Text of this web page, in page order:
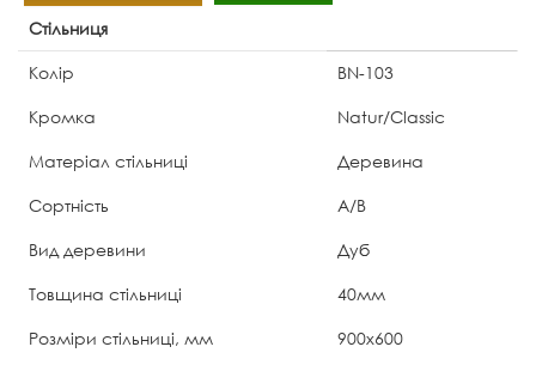
Стільниця
Колір
BN-103
Кромка
Natur/Classic
Матеріал стільниці
Деревина
Сортність
А/В
Вид деревини
Дуб
Товщина стільниці
40мм
Розміри стільниці, мм
900х600